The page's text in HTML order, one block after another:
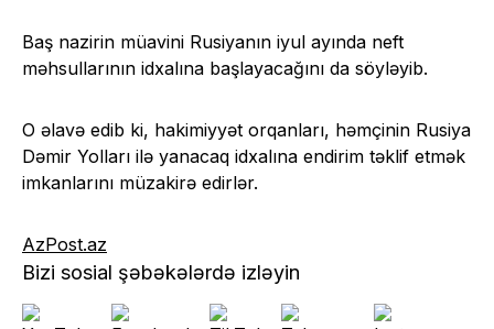
Baş nazirin müavini Rusiyanın iyul ayında neft
məhsullarının idxalına başlayacağını da söyləyib.
O əlavə edib ki, hakimiyyət orqanları, həmçinin Rusiya
Dəmir Yolları ilə yanacaq idxalına endirim təklif etmək
imkanlarını müzakirə edirlər.
AzPost.az
Bizi sosial şəbəkələrdə izləyin